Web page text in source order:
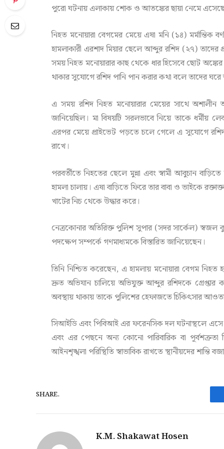
পুরো ঘটনায় এলাকায় শোক ও আতঙ্কের ছায়া নেমে
নিহত মনোয়ারা বেগমের মেয়ে এষা মনি (১৪) মর্মান্তিক
হামলাকারী এরশাদ মিয়ার ছেলে আব্দুর রশিদ (২৭)
সময় নিহত মনোয়ারার কাছ থেকে ধার হিসেবে ছোট অঙ্কের
থাকার সুযোগে রশিদ পানি পান করার কথা বলে তাদের
এ সময় রশিদ নিহত মনোয়ারার মেয়ের সাথে
জানিয়েছিল। মা বিষয়টি সরলভাবে নিয়ে তাকে ধর্মীয়
এরপর মেয়ে প্রাইভেট পড়তে চলে গেলে এ সুযোগে
রাখে।
পরবর্তীতে নিহতের ছেলে মুন্না এবং স্বামী আবুচান
হামলা চালায়। এষা বাড়িতে ফিরে তার বাবা ও ভাইকে
খাটের নিচ থেকে উদ্ধার করে।
নেত্রকোনার অতিরিক্ত পুলিশ সুপার (সদর সার্কেল) স্বজল
পদক্ষেপ সম্পর্কে গণমাধ্যমকে বিস্তারিত জানিয়েছেন।
তিনি নিশ্চিত করেছেন, এ হামলায় মনোয়ারা বেগম
দ্রুত অভিযান চালিয়ে অভিযুক্ত আব্দুর রশিদকে
অবস্থায় থাকায় তাকে পুলিশের হেফাজতে চিকিৎসার
সিআইডি এবং পিবিআই এর ফরেনসিক দল ঘটনাস্থলে
এবং এর পেছনে অন্য কোনো পারিবারিক বা পূর্বশত্রুতা
আইনশৃঙ্খলা পরিস্থিতি স্বাভাবিক রাখতে স্থানীয়দের শান্তি
SHARE.
K.M. Shakawat Hosen